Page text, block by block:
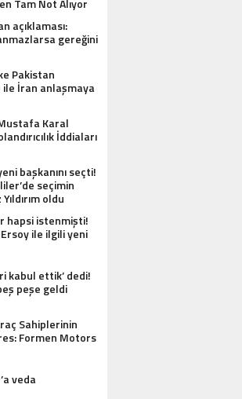
Tam Not Alıyor
açıklaması:
gereğini
Pakistan
ile İran anlaşmaya
Karal
İddiaları
başkanını seçti!
seçimin
oldu
hapsi istenmişti!
ile ilgili yeni
kabul ettik’ dedi!
peşe geldi
Sahiplerinin
Formen Motors
veda